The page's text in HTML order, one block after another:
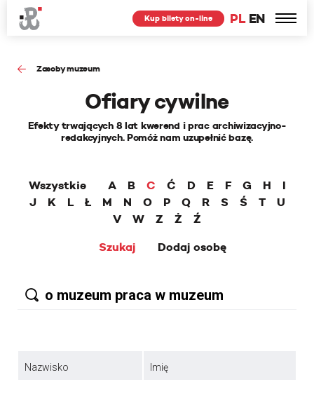
PL EN
Kup bilety on-line
Zasoby muzeum
Ofiary cywilne
Efekty trwających 8 lat kwerend i prac archiwizacyjno-
redakcyjnych. Pomóż nam uzupełnić bazę.
Wszystkie A B C Ć D E F G H
I
J
K L Ł M N O P Q R S Ś T
U
V
W Z Ż
Ź
Szukaj
Dodaj osobę
Nazwisko Imię